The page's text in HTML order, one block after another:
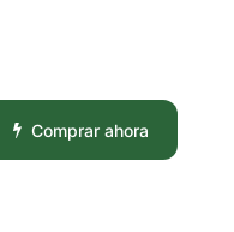
Comprar ahora